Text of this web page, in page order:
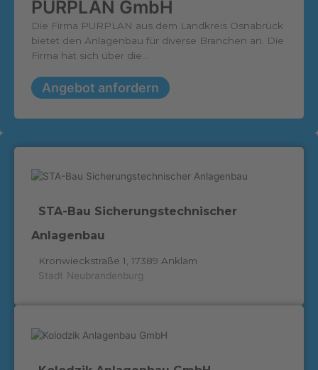
PURPLAN GmbH
Die Firma PURPLAN aus dem Landkreis Osnabrück
bietet den Anlagenbau für diverse Branchen an. Die
Firma hat sich über die...
Angebot anfordern
STA-Bau Sicherungstechnischer
Anlagenbau
Kronwieckstraße 1, 17389 Anklam
Stadt Neubrandenburg